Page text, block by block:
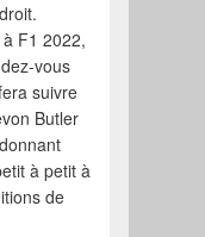
F1 2022,
vous
suivre
Butler
à petit à
de